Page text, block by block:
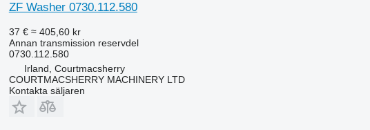
ZF Washer 0730.112.580
37 € ≈ 405,60 kr
Annan transmission reservdel
0730.112.580
Irland, Courtmacsherry
COURTMACSHERRY MACHINERY LTD
Kontakta säljaren